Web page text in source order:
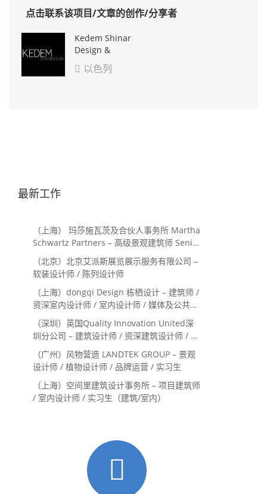
点击联系该项目/文章的创作/分享者
Kedem Shinar
Design &
Architecture
 以色列
最新工作
（上海） 玛莎施瓦茨及合伙人事务所 Martha
Schwartz Partners – 高级景观建筑师 Senior
Landscape Designer / 景观建筑师
Landscape Designer
（北京）北京艾派斯展览展示服务有限公司 –
软装设计师 / 陈列设计师
（上海）dongqi Design 栋栖设计 – 建筑师 /
资深室内设计师 / 室内设计师 / 媒体及公共关
系主管 / 设计实习生（常年招聘）
（深圳）英国Quality Innovation United深
圳分公司 – 建筑设计师 / 资深建筑设计师 / 室
内设计师 / 设计实习生
（广州）风物营造 LANDTEK GROUP – 景观
设计师 / 植物设计师 / 品牌运营 / 实习生
（上海）空间里建筑设计事务所 – 项目建筑师
/ 室内设计师 / 实习生（建筑/室内）